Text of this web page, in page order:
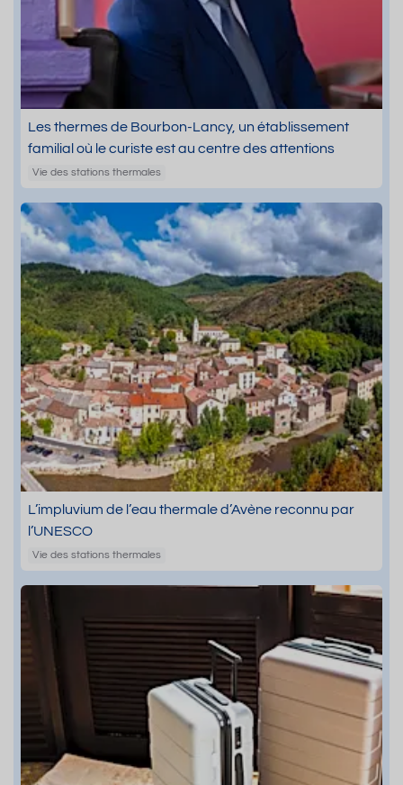
Les thermes de Bourbon-Lancy, un établissement
familial où le curiste est au centre des attentions
Vie des stations thermales
L’impluvium de l’eau thermale d’Avène reconnu par
l’UNESCO
Vie des stations thermales